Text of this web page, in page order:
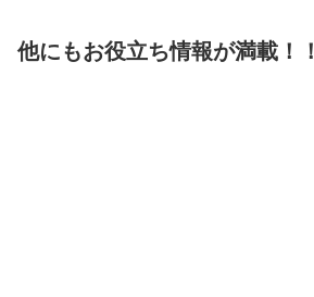
他にもお役立ち情報が満載！！